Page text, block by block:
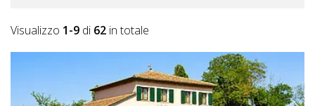
Visualizzo 1-9 di 62 in totale